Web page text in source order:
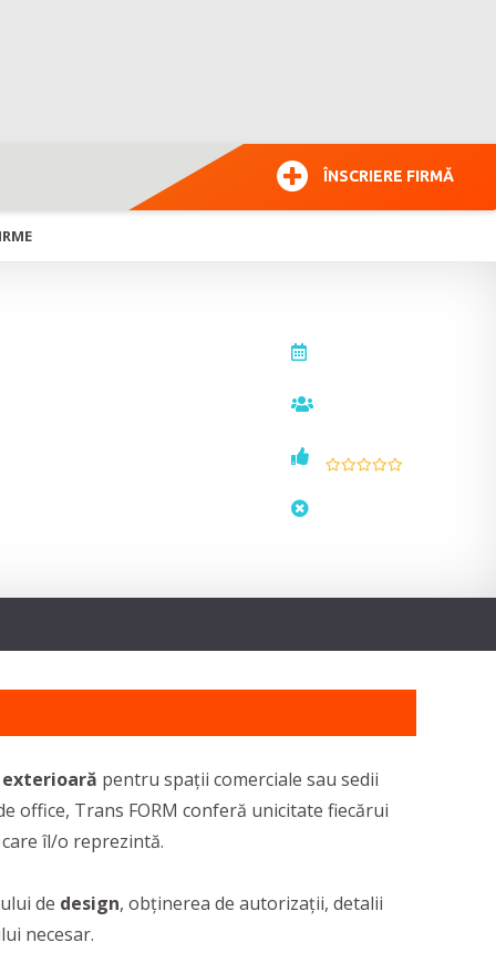
ÎNSCRIERE FIRMĂ
pentru spații comerciale sau sedii
office, Trans FORM conferă unicitate fiecărui
îl/o reprezintă.
de design, obținerea de autorizații, detalii
necesar.